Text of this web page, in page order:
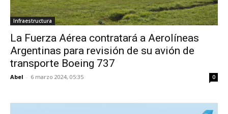
Infraestructura
La Fuerza Aérea contratará a Aerolíneas
Argentinas para revisión de su avión de
transporte Boeing 737
Abel - 6 marzo 2024, 05:35 0